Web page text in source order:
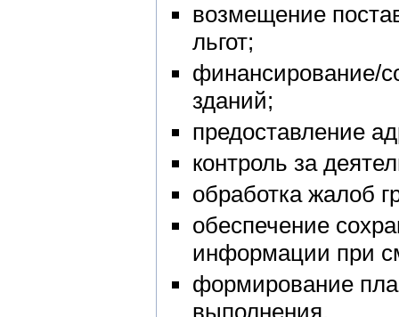
возмещение
льгот;
финансирование/
зданий;
предоставление
контроль за
обработка жалоб
обеспечение
информации при
формирование
выполнения.